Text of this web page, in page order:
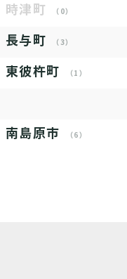
時津町 （0）
長与町 （3）
東彼杵町 （1）
南島原市 （6）